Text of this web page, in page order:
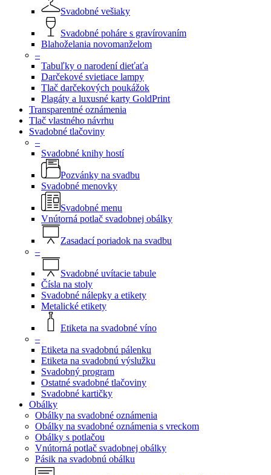
Svadobné vešiaky
Svadobné poháre s gravírovaním
Blahoželania novomanželom
–
Tabuľky o narodení dieťaťa
Darčekové svietiace lampy
Tlač darčekových poukážok
Plagáty a luxusné karty GoldPrint
Transparentné oznámenia
Tlač vlastného návrhu
Svadobné tlačoviny
–
Svadobné knihy hostí
Pozvánky na svadbu
Svadobné menovky
Svadobné menu
Vnútorná potlač svadobnej obálky
Zasadací poriadok na svadbu
–
Svadobné uvítacie tabule
Čísla na stoly
Svadobné nálepky a etikety
Metalické etikety
Etiketa na svadobné víno
–
Etiketa na svadobnú pálenku
Etiketa na svadobnú výslužku
Svadobný program
Ostatné svadobné tlačoviny
Svadobné kartičky
Obálky
Obálky na svadobné oznámenia
Obálky na svadobné oznámenia s vreckom
Obálky s potlačou
Vnútorná potlač svadobnej obálky
Pásik na svadobnú obálku